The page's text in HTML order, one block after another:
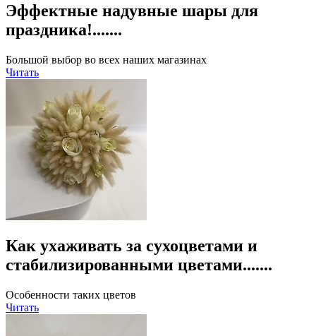
Эффектные надувные шары для
праздника!.......
Большой выбор во всех наших магазинах
Читать
Как ухаживать за сухоцветами и
стабилизированными цветами.......
Особенности таких цветов
Читать